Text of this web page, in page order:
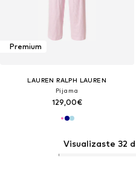
Premium
LAUREN RALPH LAUREN
Pijama
129,00€
Visualizaste 32